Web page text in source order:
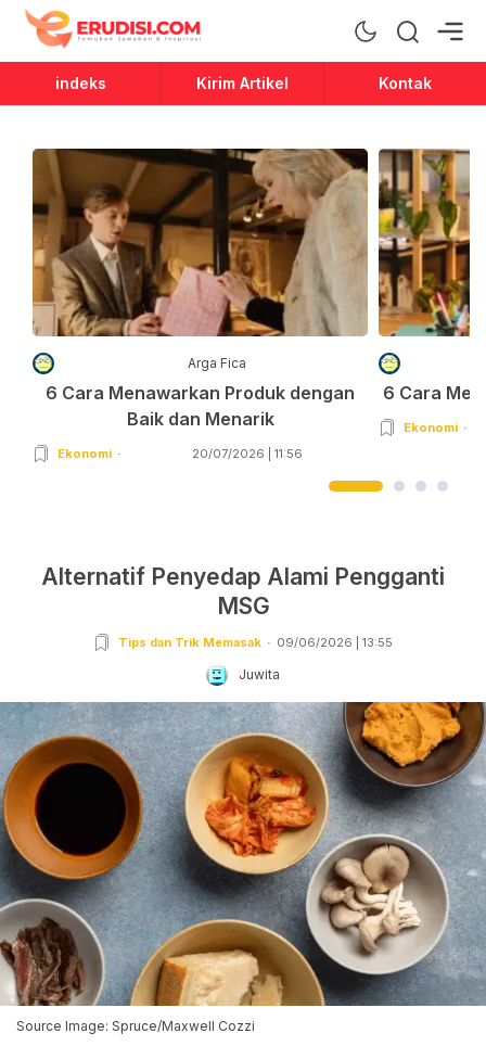
Erudisi
Temukan Jawaban dan Inspirasi
indeks Kirim Artikel Kontak
Arga Fica
6 Cara Menawarkan Produk dengan
Baik dan Menarik
Ekonomi 20/07/2026 | 11:56
6 Cara
Ekonomi
Alternatif Penyedap Alami Pengganti
MSG
Tips dan Trik Memasak 09/06/2026 | 13:55
Juwita
Source Image: Spruce/Maxwell Cozzi